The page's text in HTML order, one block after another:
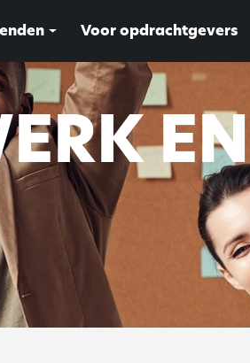
Voor opdrachtgevers
EN